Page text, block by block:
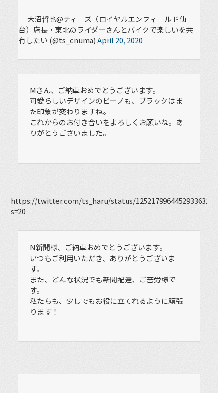
— 大沼哲也@ティーズ（ロイヤルエンフィールド仙
台）店長・東北のライダーさんとバイクで楽しいを共
有したい (@ts_onuma)April 20, 2020
Mさん、ご納車おめでとうございます。
可愛らしいデザインのビーノも、ブラックはま
た印象が変わりますね。
これからのお付き合いをよろしくお願いね。あ
りがとうございました。
https://twitter.com/ts_haru/status/1252179964452933632?
s=20
N新聞様、ご納車おめでとうございます。
いつもご利用いただき、ありがとうございま
す。
また、どんな状況でも新聞配達、ご苦労様で
す。
私たちも、少しでもお役に立てれるように頑張
ります！